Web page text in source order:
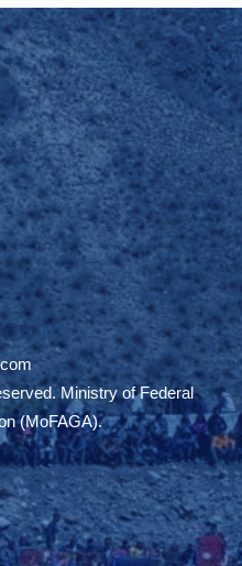
Ministry of Federal
(MoFAGA).